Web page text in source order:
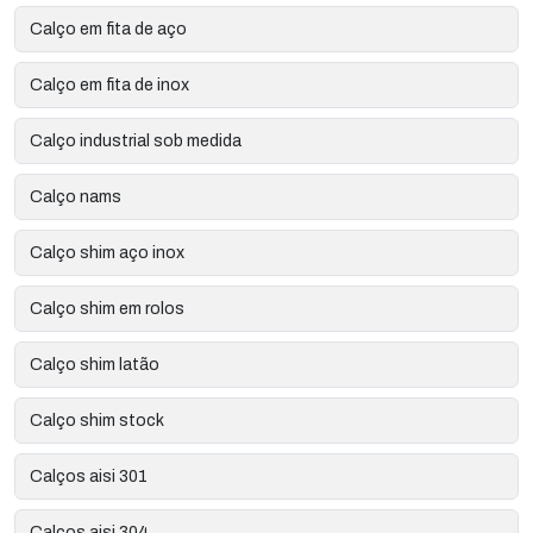
Calço em fita de aço
Calço em fita de inox
Calço industrial sob medida
Calço nams
Calço shim aço inox
Calço shim em rolos
Calço shim latão
Calço shim stock
Calços aisi 301